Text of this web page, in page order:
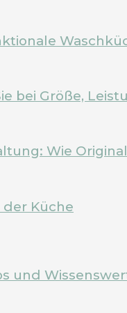
bei Größe,
Wie
der Küche
und